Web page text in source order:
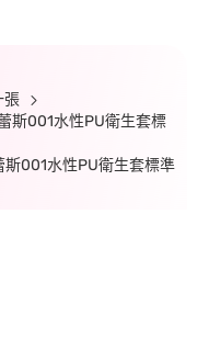
張
斯001水性PU衛生套標
001水性PU衛生套標準